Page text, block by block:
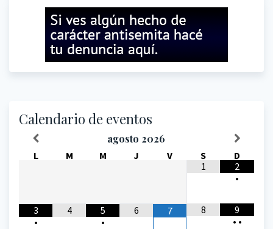
Calendario de eventos
agosto 2026
L M M J V S
D
1
2
•
3
•
4
5
•
6 7 8
9
• •